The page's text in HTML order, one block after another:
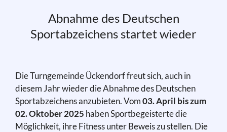
Abnahme des Deutschen
Sportabzeichens startet wieder
Die Turngemeinde Ückendorf freut sich, auch in
diesem Jahr wieder die Abnahme des Deutschen
Sportabzeichens anzubieten. Vom03. April bis zum
02. Oktober 2025 haben Sportbegeisterte die
Möglichkeit, ihre Fitness unter Beweis zu stellen. Die